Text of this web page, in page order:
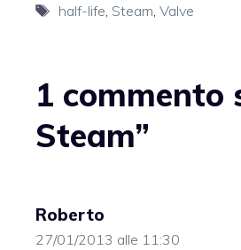
Tag
half-life, Steam, Valve
1 commento
Steam”
Roberto
27/01/2013 alle 11:30